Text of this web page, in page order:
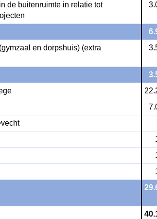
de buitenruimte in relatie tot
en dorpshuis) (extra